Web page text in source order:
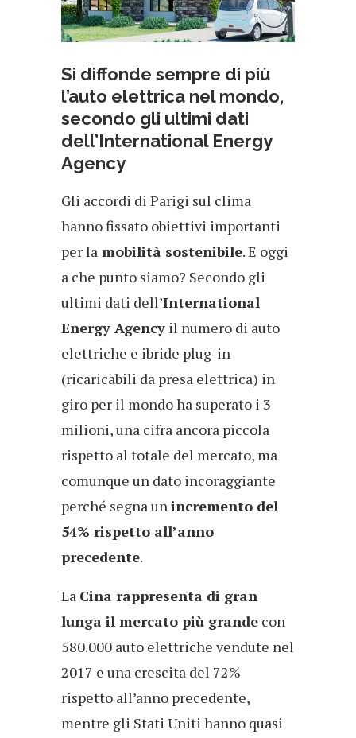
Si diffonde sempre di più
l’auto elettrica nel mondo,
secondo gli ultimi dati
dell’International Energy
Agency
Gli accordi di Parigi sul clima
hanno fissato obiettivi importanti
per la mobilità sostenibile. E oggi
a che punto siamo? Secondo gli
ultimi dati dell’International
Energy Agency il numero di auto
elettriche e ibride plug-in
(ricaricabili da presa elettrica) in
giro per il mondo ha superato i 3
milioni, una cifra ancora piccola
rispetto al totale del mercato, ma
comunque un dato incoraggiante
perché segna unincremento del
54% rispetto all’anno
precedente.
La Cina rappresenta di gran
lunga il mercato più grande con
580.000 auto elettriche vendute nel
2017 e una crescita del 72%
rispetto all’anno precedente,
mentre gli Stati Uniti hanno quasi